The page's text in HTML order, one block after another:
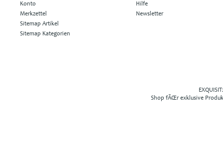
Konto
Merkzettel
Sitemap Artikel
Sitemap Kategorien
Hilfe
Newsletter
Shop fÃŒr exklusive